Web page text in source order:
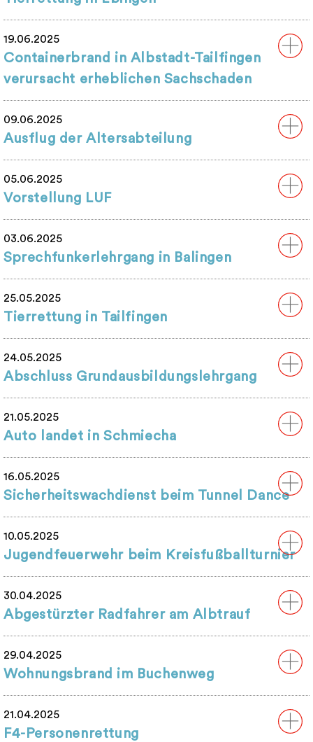
19.06.2025
Containerbrand in Albstadt-Tailfingen
verursacht erheblichen Sachschaden
09.06.2025
Ausflug der Altersabteilung
05.06.2025
Vorstellung LUF
03.06.2025
Sprechfunkerlehrgang in Balingen
25.05.2025
Tierrettung in Tailfingen
24.05.2025
Abschluss Grundausbildungslehrgang
21.05.2025
Auto landet in Schmiecha
16.05.2025
Sicherheitswachdienst beim Tunnel Dance
10.05.2025
Jugendfeuerwehr beim Kreisfußballturnier
30.04.2025
Abgestürzter Radfahrer am Albtrauf
29.04.2025
Wohnungsbrand im Buchenweg
21.04.2025
F4-Personenrettung